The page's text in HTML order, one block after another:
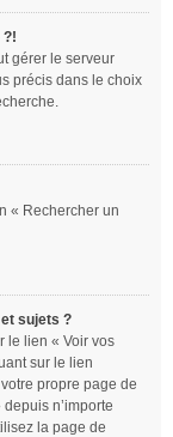
?!
gérer le serveur
précis dans le choix
« Rechercher un
sujets ?
le lien « Voir vos
sur le lien
propre page de
n’importe
la page de